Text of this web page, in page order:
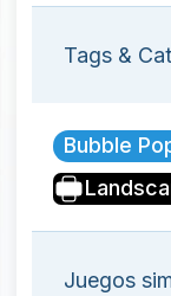
Tags &
Bubble
Juegos